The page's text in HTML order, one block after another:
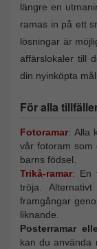
längre en
ramas in på ett
lösningar är
affärslokaler till
din nyinköpta
För alla
Fotoramar: Alla
vår fotoram som
barns födsel.
Trikå-ramar: En
tröja.
framgångar
liknande.
Posterramar
kan du använda